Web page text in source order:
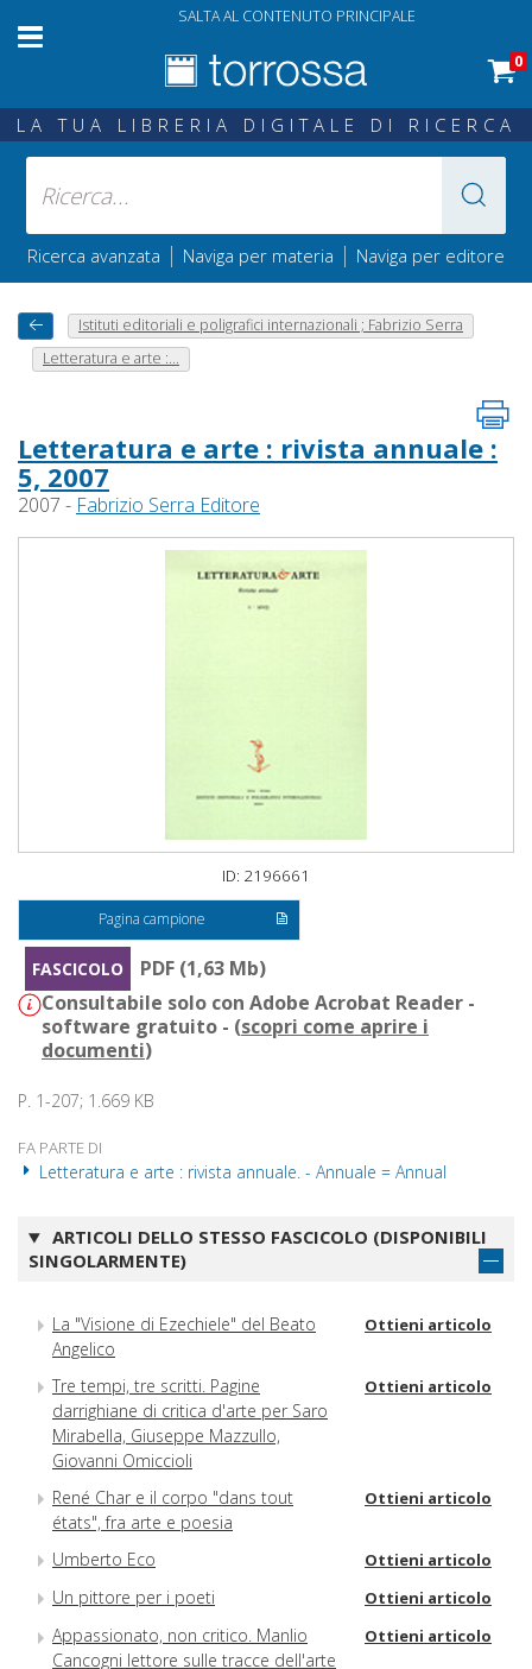
SALTA AL CONTENUTO PRINCIPALE
0
LA TUA LIBRERIA DIGITALE DI RICERCA
Ricerca avanzata | Naviga per materia | Naviga per editore
Istituti editoriali e poligrafici internazionali ; Fabrizio Serra
Letteratura e arte :...
Letteratura e arte : rivista annuale :
5, 2007
2007 - Fabrizio Serra Editore
ID: 2196661
Pagina campione
FASCICOLO
PDF (1,63 Mb)
Consultabile solo con Adobe Acrobat Reader -
software gratuito - (scopri come aprire i
documenti)
P. 1-207; 1.669 KB
FA PARTE DI
Letteratura e arte : rivista annuale. - Annuale = Annual
ARTICOLI DELLO STESSO FASCICOLO (DISPONIBILI
SINGOLARMENTE)
La "Visione di Ezechiele" del Beato
Angelico
Ottieni articolo
Tre tempi, tre scritti. Pagine
darrighiane di critica d'arte per Saro
Mirabella, Giuseppe Mazzullo,
Giovanni Omiccioli
Ottieni articolo
René Char e il corpo "dans tout
états", fra arte e poesia
Ottieni articolo
Umberto Eco Ottieni articolo
Un pittore per i poeti Ottieni articolo
Appassionato, non critico. Manlio
Cancogni lettore sulle tracce dell'arte
Ottieni articolo